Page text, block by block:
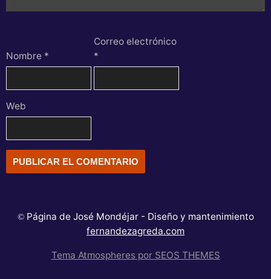
Nombre *
Correo electrónico
*
Web
©Página de José Mondéjar - Diseño y mantenimiento
fernandezagreda.com
Tema Atmospheres por SEOS THEMES